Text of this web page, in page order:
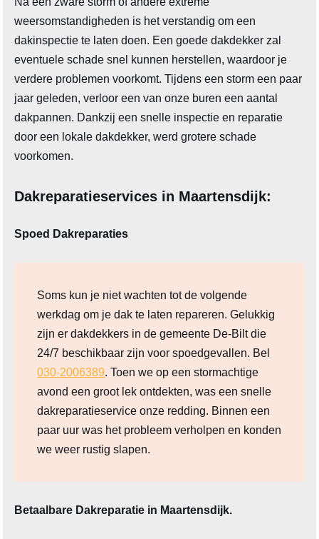
weersomstandigheden is het verstandig om een
dakinspectie te laten doen. Een goede dakdekker zal
eventuele schade snel kunnen herstellen, waardoor je
verdere problemen voorkomt. Tijdens een storm een paar
jaar geleden, verloor een van onze buren een aantal
dakpannen. Dankzij een snelle inspectie en reparatie
door een lokale dakdekker, werd grotere schade
voorkomen.
Dakreparatieservices in Maartensdijk:
Spoed Dakreparaties
Soms kun je niet wachten tot de volgende
werkdag om je dak te laten repareren. Gelukkig
zijn er dakdekkers in de gemeente De-Bilt die
24/7 beschikbaar zijn voor spoedgevallen. Bel
030-2006389. Toen we op een stormachtige
avond een groot lek ontdekten, was een snelle
dakreparatieservice onze redding. Binnen een
paar uur was het probleem verholpen en konden
we weer rustig slapen.
Betaalbare Dakreparatie in Maartensdijk.